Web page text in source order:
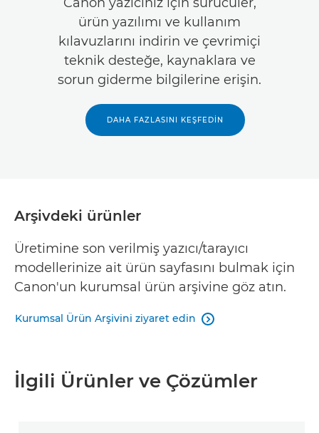
ürün yazılımı ve kullanım
kılavuzlarını indirin ve çevrimiçi
teknik desteğe, kaynaklara ve
sorun giderme bilgilerine erişin.
DAHA FAZLASINI KEŞFEDIN
Arşivdeki ürünler
Üretimine son verilmiş yazıcı/tarayıcı
modellerinize ait ürün sayfasını bulmak için
Canon'un kurumsal ürün arşivine göz atın.
Kurumsal Ürün Arşivini ziyaret edin 
İlgili Ürünler ve Çözümler